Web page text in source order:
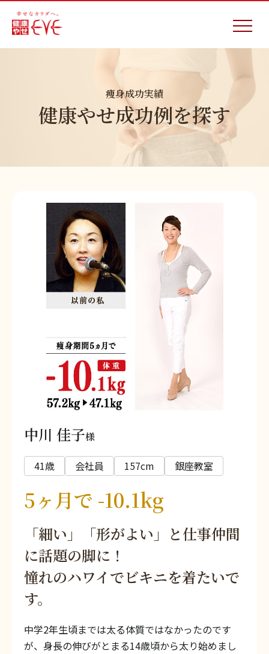
痩身成功実績
健康やせ成功例を探す
中川 佳子様
41歳 会社員 157cm 銀座教室
5ヶ月で -10.1kg
「細い」「形がよい」と仕事仲間
に話題の脚に！
憧れのハワイでビキニを着たいで
す。
中学2年生頃までは太る体質ではなかったのです
が、身長の伸びがとまる14歳頃から太り始めまし